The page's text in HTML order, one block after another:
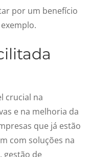
por um benefício
crucial na
e na melhoria da
que já estão
com soluções na
gestão de